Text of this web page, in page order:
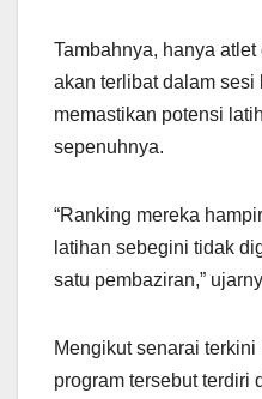
Tambahnya, hanya
akan terlibat dalam sesi
memastikan potensi
sepenuhnya.
“Ranking mereka
latihan sebegini tidak
satu pembaziran,”
Mengikut senarai
program tersebut terdiri